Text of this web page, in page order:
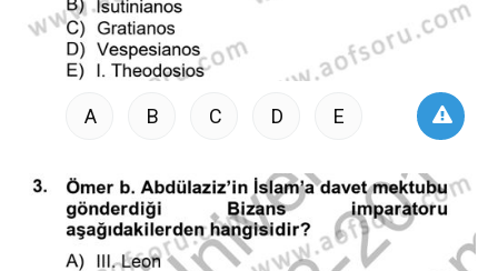
A B C D E